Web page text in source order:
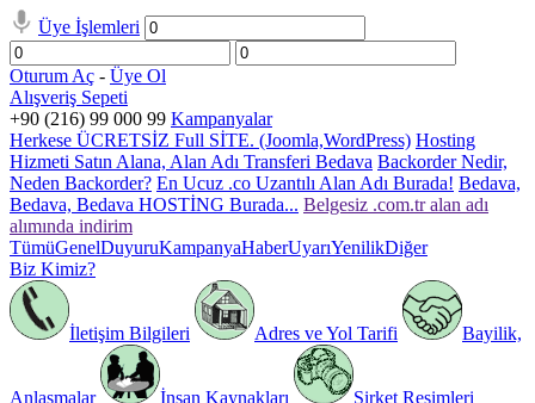
Üye İşlemleri
Oturum Aç - Üye Ol
Alışveriş Sepeti
+90 (216) 99 000 99 Kampanyalar
Herkese ÜCRETSİZ Full SİTE. (Joomla,WordPress) Hosting
Hizmeti Satın Alana, Alan Adı Transferi Bedava Backorder Nedir,
Neden Backorder? En Ucuz .co Uzantılı Alan Adı Burada! Bedava,
Bedava, Bedava HOSTİNG Burada... Belgesiz .com.tr alan adı
alımında indirim
TümüGenelDuyuruKampanyaHaberUyarıYenilikDiğer
Biz Kimiz?
İletişim Bilgileri Adres ve Yol Tarifi Bayilik,
Anlaşmalar İnsan Kaynakları Şirket Resimleri